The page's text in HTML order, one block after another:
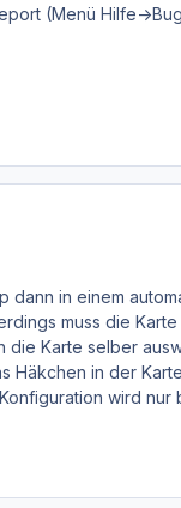
(Menü Hilfe-
dann in einem
muss die
die Karte selber
Häkchen in der
wird nur